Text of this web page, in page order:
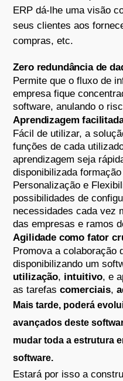
ERP dá-lhe uma visão
seus clientes aos
compras, etc.
Zero redundância de
Permite que o fluxo de
empresa fique
software, anulando o
Aprendizagem
Fácil de utilizar, a
funções de cada
aprendizagem seja
disponibilizada
Personalização e
possibilidades de
necessidades cada vez
das empresas e ramos
Agilidade como fator
Promova a colaboração
disponibilizando um
utilização, intuitivo, e
as tarefascomerciais,
Mais tarde, poderá
avançados deste
mudar toda a estrutura
software.
Estará por isso a